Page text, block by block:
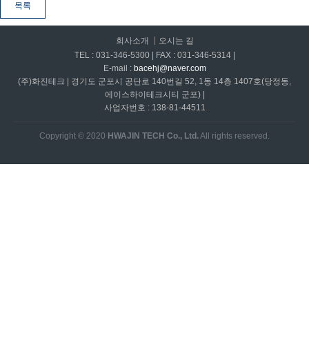
목록
회사소개
오시는 길
TEL : 031-346-5300 | FAX : 031-346-5314 |
E-mail : bacehj@naver.com
(주)화진테크 | 경기도 군포시 공단로 140번길 52, 1동 14층 1407호(당정동,
에이스하이테크시티 군포) |
사업자번호 : 138-81-44511
Copyright © 2020 HWAJIN TECH Co., Ltd.All rights reserved.